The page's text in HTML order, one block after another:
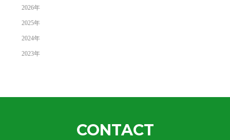
2026年
2025年
2024年
2023年
CONTACT